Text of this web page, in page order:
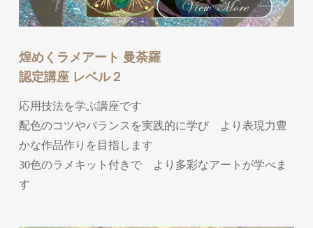
煌めくラメアート 曼荼羅
認定講座 レベル２
応用技法を学ぶ講座です
配色のコツやバランスを実践的に学び より表現力豊
かな作品作りを目指します
30色のラメキット付きで より多彩なアートが学べま
す